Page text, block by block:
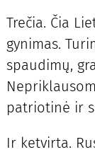
Trečia. Čia
gynimas.
spaudimų,
patriotinė ir
Ir ketvirta.